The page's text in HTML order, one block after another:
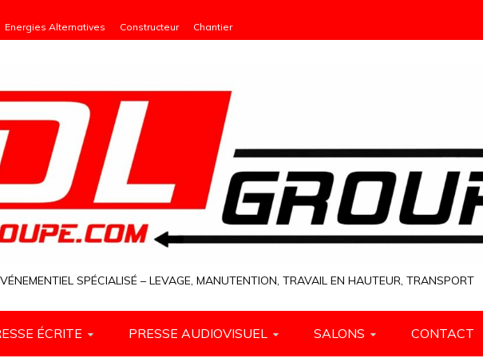
Energies Alternatives Constructeur Chantier
SPÉCIALISÉ – LEVAGE, MANUTENTION, TRAVAIL EN HAUTEUR, TRANSPORT
ÉCRITE PRESSE AUDIOVISUEL SALONS CONTACT